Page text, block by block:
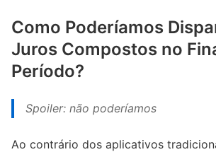
Como Poderíamos
Juros Compostos no
Período?
Spoiler: não poderíamos
Ao contrário dos aplicativos